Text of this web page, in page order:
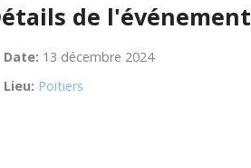
de l'événement
Date: 13 décembre 2024
Lieu: Poitiers